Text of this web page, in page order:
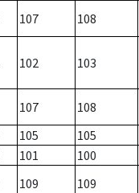
107 108
102 103
107 108
105 105
101 100
109 109